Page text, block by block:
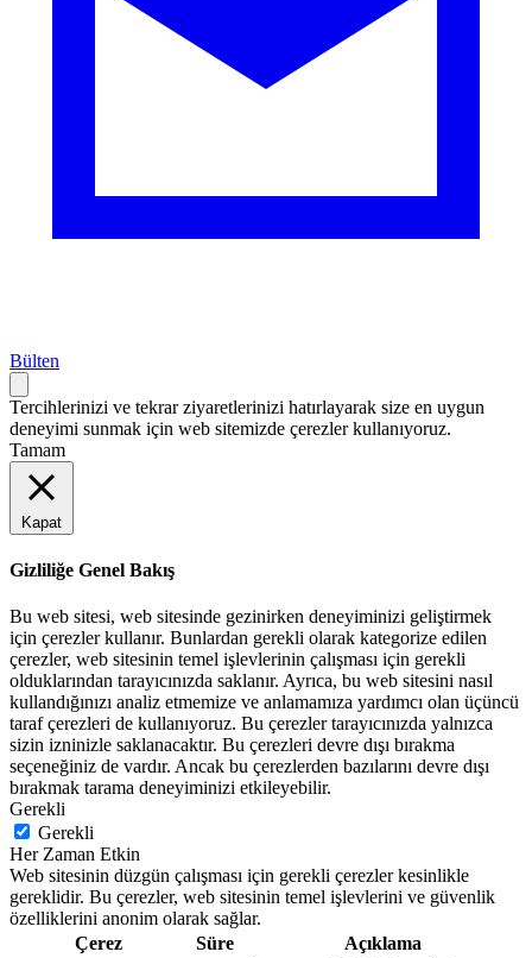
Bülten
Tercihlerinizi ve tekrar ziyaretlerinizi hatırlayarak size en uygun
deneyimi sunmak için web sitemizde çerezler kullanıyoruz.
Tamam
Kapat
Gizliliğe Genel Bakış
Bu web sitesi, web sitesinde gezinirken deneyiminizi geliştirmek
için çerezler kullanır. Bunlardan gerekli olarak kategorize edilen
çerezler, web sitesinin temel işlevlerinin çalışması için gerekli
olduklarından tarayıcınızda saklanır. Ayrıca, bu web sitesini nasıl
kullandığınızı analiz etmemize ve anlamamıza yardımcı olan üçüncü
taraf çerezleri de kullanıyoruz. Bu çerezler tarayıcınızda yalnızca
sizin izninizle saklanacaktır. Bu çerezleri devre dışı bırakma
seçeneğiniz de vardır. Ancak bu çerezlerden bazılarını devre dışı
bırakmak tarama deneyiminizi etkileyebilir.
Gerekli
Gerekli
Her Zaman Etkin
Web sitesinin düzgün çalışması için gerekli çerezler kesinlikle
gereklidir. Bu çerezler, web sitesinin temel işlevlerini ve güvenlik
özelliklerini anonim olarak sağlar.
Çerez
Süre Açıklama